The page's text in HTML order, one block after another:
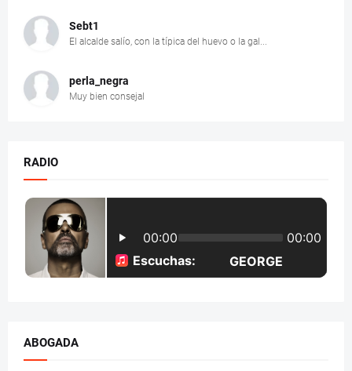
Sebt1
El alcalde salío, con la típica del huevo o la gal...
perla_negra
Muy bien consejal
RADIO
ABOGADA